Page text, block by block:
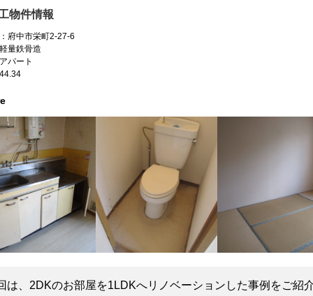
物件情報
府中市栄町2-27-6
量鉄骨造
パート
は、2DKのお部屋を1LDKへリノベーションした事例をご紹